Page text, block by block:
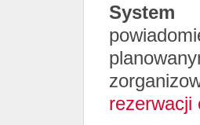
System
rezerwacji